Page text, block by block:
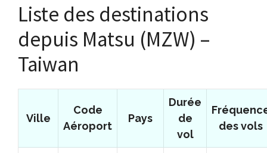
Liste des destinations
depuis Matsu (MZW) –
Taiwan
Ville
Code
Aéroport
Pays
Durée
de
vol
des vols